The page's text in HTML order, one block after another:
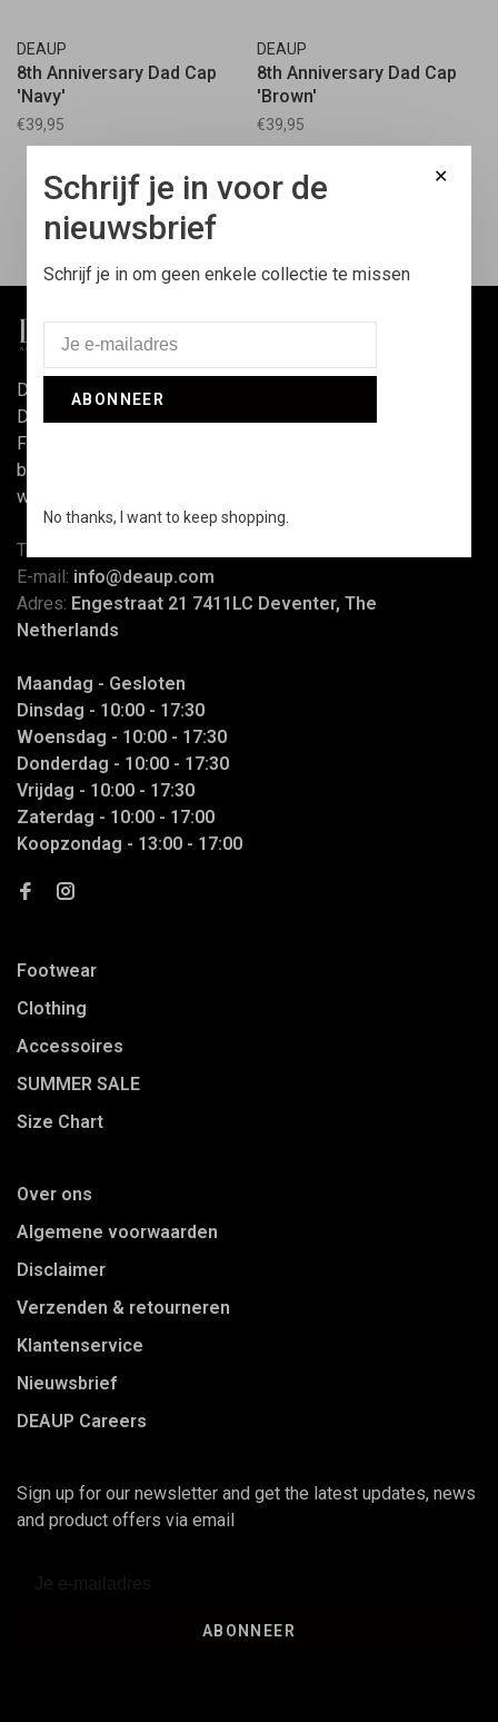
DEAUP
8th Anniversary Dad Cap
'Navy'
€39,95
DEAUP
8th Anniversary Dad Cap
'Brown'
€39,95
DEAUP Garments & Sneakers is sinds 2017 hét adres in
Deventer voor fashion en streetwear. Met topmerken als
Filling Pieces, NN07, Asics, Woodbird, Aiche en meer
bieden we inspiratie én deskundig advies zowel in de
winkel als online.
Telefoon:
E-mail: info@deaup.com
Adres: Engestraat 21 7411LC Deventer, The
Netherlands
Maandag - Gesloten
Dinsdag - 10:00 - 17:30
Woensdag - 10:00 - 17:30
Donderdag - 10:00 - 17:30
Vrijdag - 10:00 - 17:30
Zaterdag - 10:00 - 17:00
Koopzondag - 13:00 - 17:00
Footwear
Clothing
Accessoires
SUMMER SALE
Size Chart
Over ons
Algemene voorwaarden
Disclaimer
Verzenden & retourneren
Klantenservice
Nieuwsbrief
DEAUP Careers
Sign up for our newsletter and get the latest updates, news
and product offers via email
ABONNEER
✕
Schrijf je in voor de
nieuwsbrief
Schrijf je in om geen enkele collectie te missen
ABONNEER
No thanks, I want to keep shopping.